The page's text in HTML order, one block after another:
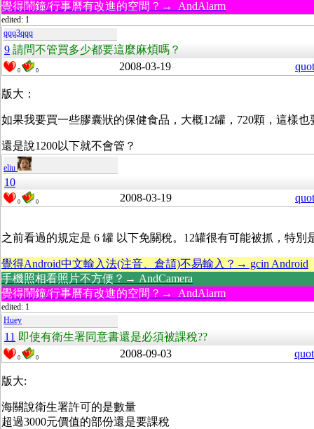
覺得鬧鐘/行事曆有改進的空間？→ AndAlarm
edited: 1
qqq3qqq
9 請問不管買多少都要這麼麻煩嗎？
0 0 2008-03-19
版大：
如果我要買一些膠囊狀的保健食品，大概12罐，720顆，這樣也
還是說1200以下就不會管？
eliu
10
0 0 2008-03-19
之前看過的規定是 6 罐 以下免關稅。12罐很有可能被抓，特別
覺得Android中文輸入法(注音、倉頡)不易輸入？→ gcin Android
手機照相看照片不方便？→ AndCamera
覺得鬧鐘/行事曆有改進的空間？→ AndAlarm
edited: 1
Huey
11 即使有衛生署同意書還是必須被課稅??
0 0 2008-09-03
版大:
海關說衛生署許可的是數量
超過3000元價值的部份還是要課稅